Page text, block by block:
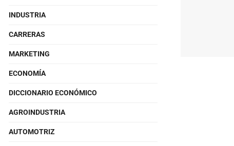
INDUSTRIA
CARRERAS
MARKETING
ECONOMÍA
DICCIONARIO ECONÓMICO
AGROINDUSTRIA
AUTOMOTRIZ